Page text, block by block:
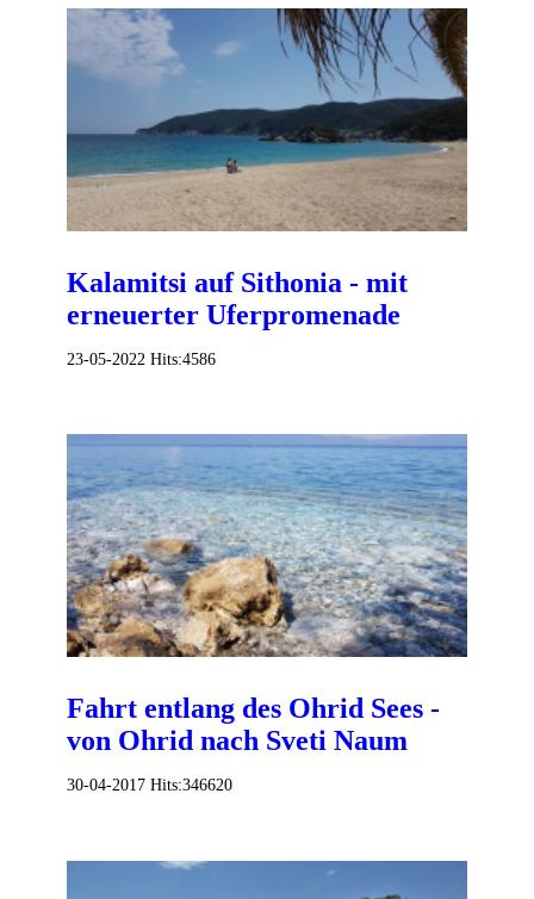
Kalamitsi auf Sithonia - mit
erneuerter Uferpromenade
23-05-2022 Hits:4586
Fahrt entlang des Ohrid Sees -
von Ohrid nach Sveti Naum
30-04-2017 Hits:346620